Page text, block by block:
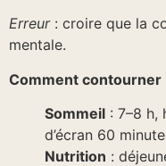
Erreur: croire que la
mentale.
Comment contourner
Sommeil : 7–8 h,
d’écran 60
Nutrition :